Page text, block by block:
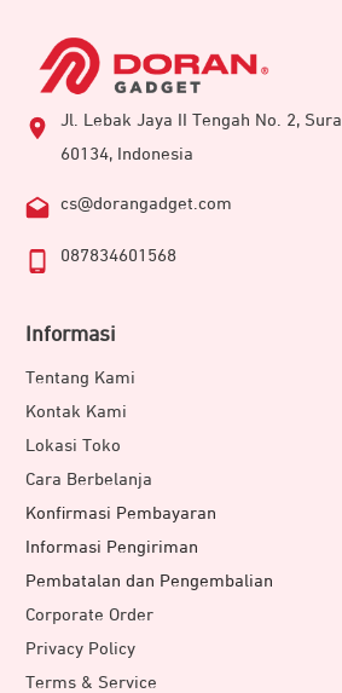
Jl. Lebak Jaya II Tengah No. 2,
60134, Indonesia
cs@dorangadget.com
087834601568
Informasi
Tentang Kami
Kontak Kami
Lokasi Toko
Cara Berbelanja
Konfirmasi Pembayaran
Informasi Pengiriman
Pembatalan dan Pengembalian
Corporate Order
Privacy Policy
Terms & Service